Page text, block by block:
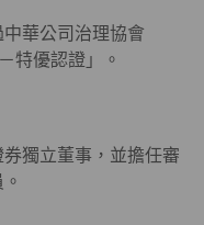
華公司治理協會
特優認證」。
獨立董事，並擔任審